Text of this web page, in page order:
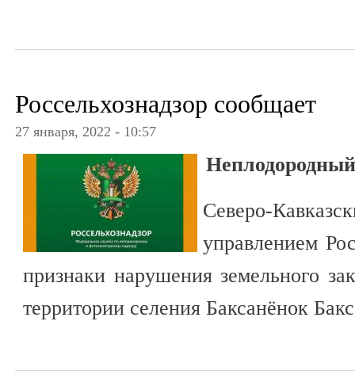
Россельхознадзор сообщает
27 января, 2022 - 10:57
Северо-
управлением
признаки нарушения земельного
территории селения Баксанёнок